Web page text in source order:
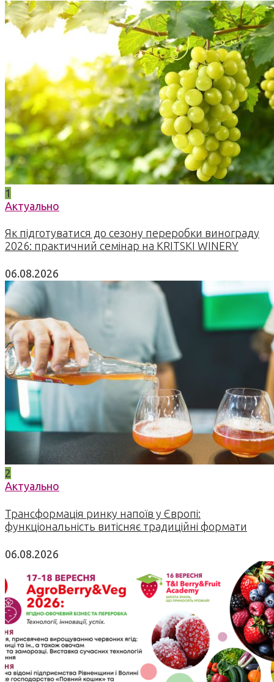
1
Актуально
Як підготуватися до сезону переробки винограду
2026: практичний семінар на KRITSKI WINERY
06.08.2026
2
Актуально
Трансформація ринку напоїв у Європі:
функціональність витісняє традиційні формати
06.08.2026